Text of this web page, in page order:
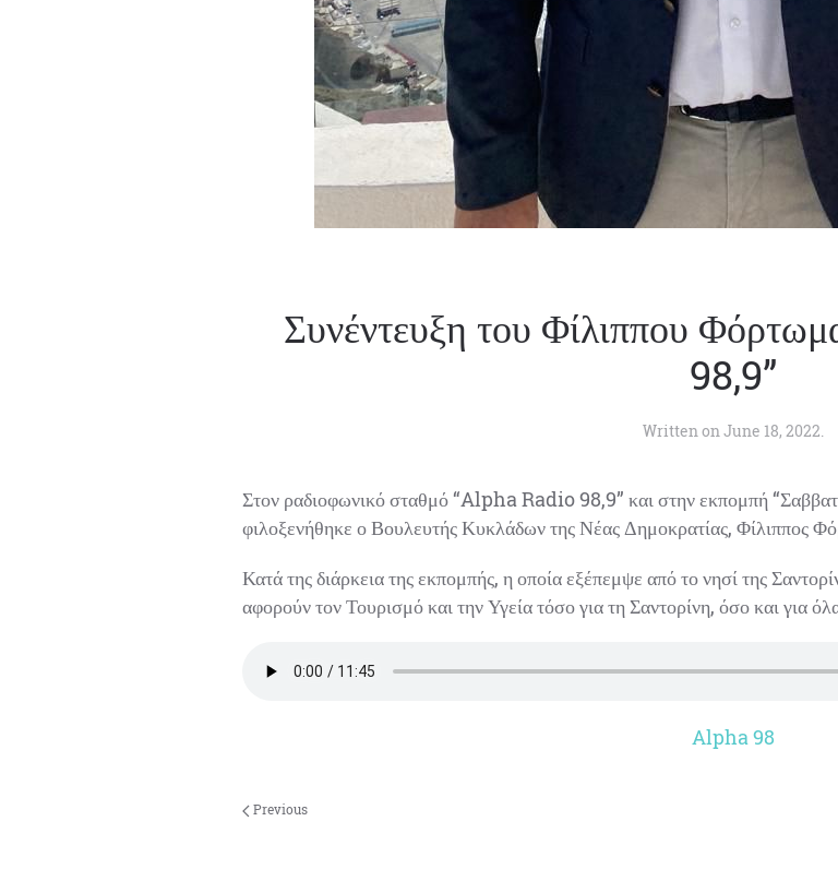
Συνέντευξη του Φίλιππου
98,9”
Written onJune 18, 2022.
Στον ραδιοφωνικό σταθμό “Alpha Radio 98,9” και στην εκπομπή
φιλοξενήθηκε ο Βουλευτής Κυκλάδων της Νέας Δημοκρατίας, Φίλιππος
Κατά της διάρκεια της εκπομπής, η οποία εξέπεμψε από το νησί της
αφορούν τον Τουρισμό και την Υγεία τόσο για τη Σαντορίνη, όσο και για
Alpha 98
Previous